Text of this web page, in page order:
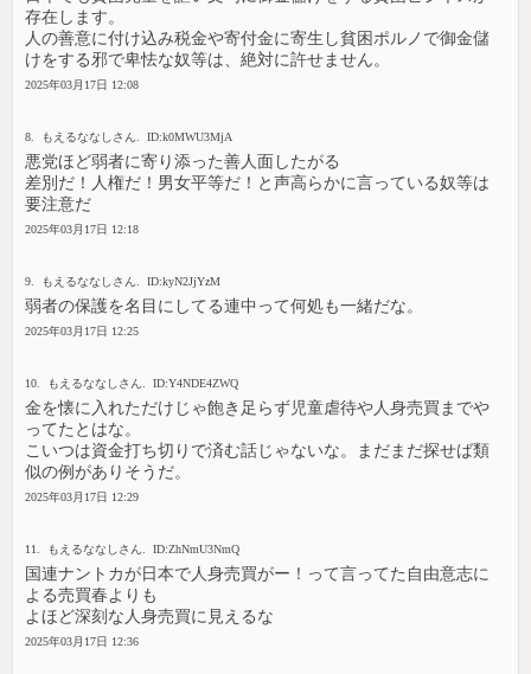
存在します。
人の善意に付け込み税金や寄付金に寄生し貧困ポルノで御金儲
けをする邪で卑怯な奴等は、絶対に許せません。
2025年03月17日 12:08
8. もえるななしさん. ID:k0MWU3MjA
悪党ほど弱者に寄り添った善人面したがる
差別だ！人権だ！男女平等だ！と声高らかに言っている奴等は
要注意だ
2025年03月17日 12:18
9. もえるななしさん. ID:kyN2JjYzM
弱者の保護を名目にしてる連中って何処も一緒だな。
2025年03月17日 12:25
10. もえるななしさん. ID:Y4NDE4ZWQ
金を懐に入れただけじゃ飽き足らず児童虐待や人身売買までや
ってたとはな。
こいつは資金打ち切りで済む話じゃないな。まだまだ探せば類
似の例がありそうだ。
2025年03月17日 12:29
11. もえるななしさん. ID:ZhNmU3NmQ
国連ナントカが日本で人身売買がー！って言ってた自由意志に
よる売買春よりも
よほど深刻な人身売買に見えるな
2025年03月17日 12:36